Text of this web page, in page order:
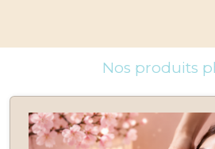
Nos produits